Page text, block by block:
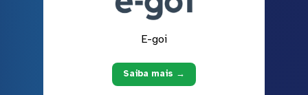
E-goi
Saiba mais →